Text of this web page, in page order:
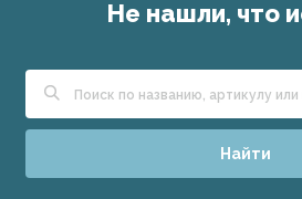
Не нашли, что
Найти